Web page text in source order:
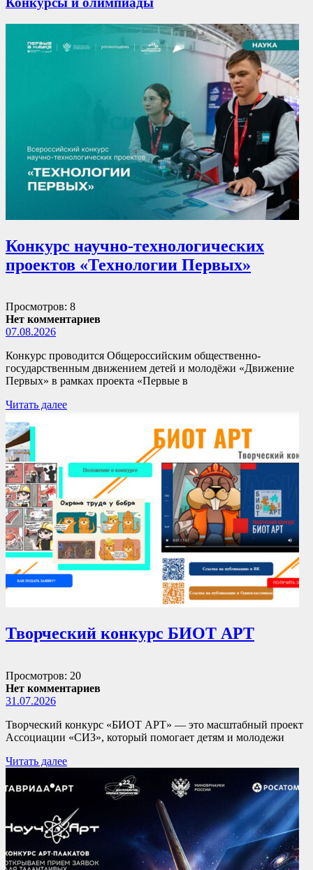
Конкурс научно-технологических
проектов «Технологии Первых»
Просмотров: 8
Нет комментариев
07.08.2026
Конкурс проводится Общероссийским общественно-
государственным движением детей и молодёжи «Движение
Первых» в рамках проекта «Первые в
Читать далее
Творческий конкурс БИОТ АРТ
Просмотров: 20
Нет комментариев
31.07.2026
Творческий конкурс «БИОТ АРТ» — это масштабный проект
Ассоциации «СИЗ», который помогает детям и молодежи
Читать далее